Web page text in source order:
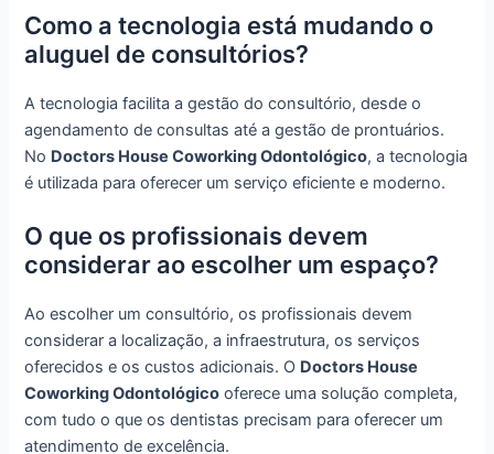
Como a tecnologia está mudando o
aluguel de consultórios?
A tecnologia facilita a gestão do consultório, desde o
agendamento de consultas até a gestão de prontuários.
No Doctors House Coworking Odontológico, a tecnologia
é utilizada para oferecer um serviço eficiente e moderno.
O que os profissionais devem
considerar ao escolher um espaço?
Ao escolher um consultório, os profissionais devem
considerar a localização, a infraestrutura, os serviços
oferecidos e os custos adicionais. O Doctors House
Coworking Odontológico oferece uma solução completa,
com tudo o que os dentistas precisam para oferecer um
atendimento de excelência.